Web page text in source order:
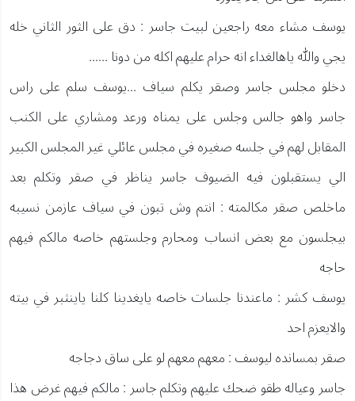
يوسف مشاء معه راجعين لبيت جاسر : دق على الثور الثاني خله
يجي والله ياهالغداء انه حرام عليهم اكله من دونا ......
دخلو مجلس جاسر وصقر يكلم سياف ...يوسف سلم على راس
جاسر واهو جالس وجلس على يمناه ورعد ومشاري على الكنب
المقابل لهم في جلسه صغيره في مجلس عائلي غير المجلس الكبير
الي يستقبلون فيه الضيوف جاسر يناظر في صقر وتكلم بعد
ماخلص صقر مكالمته : انتم وش تبون في سياف عازمن نسيبه
بيجلسون مع بعض انساب ومحارم وجلستهم خاصه مالكم فيهم
حاجه
يوسف كشر : ماعندنا جلسات خاصه يايغدينا كلنا ياينثبر في بيته
والايعزم احد
صقر بمسانده ليوسف : معهم معهم لو على ساق دجاجه
جاسر وعياله طقو ضحك عليهم وتكلم جاسر : مالكم فيهم غرض هذا